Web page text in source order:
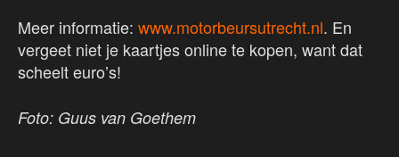
Meer informatie: www.motorbeursutrecht.nl. En
vergeet niet je kaartjes online te kopen, want dat
scheelt euro’s!
Foto: Guus van Goethem